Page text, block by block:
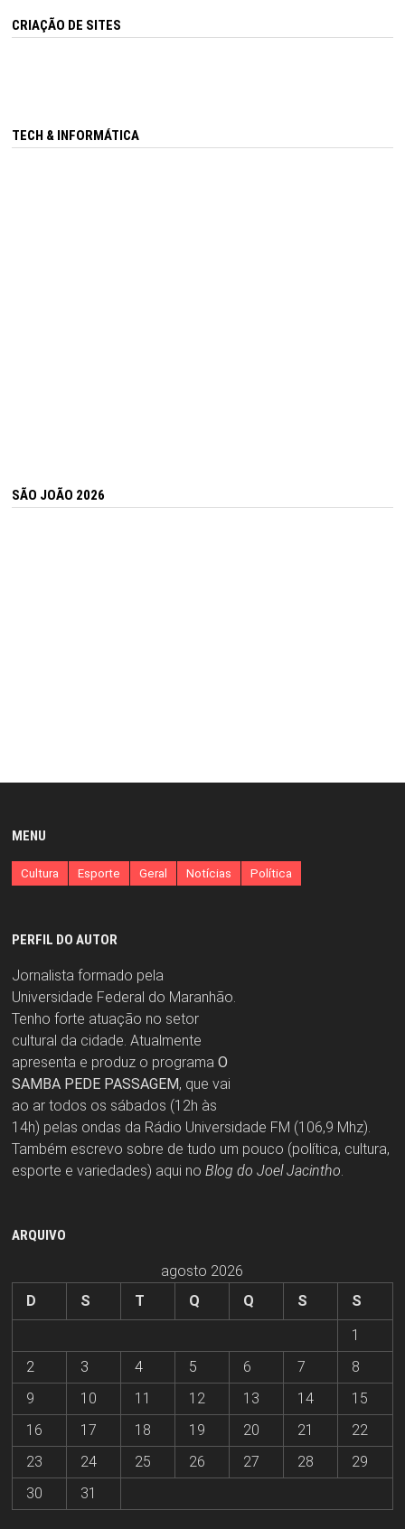
CRIAÇÃO DE SITES
TECH & INFORMÁTICA
SÃO JOÃO 2026
MENU
Cultura Esporte Geral Notícias Política
PERFIL DO AUTOR
Jornalista formado pela
Universidade Federal do Maranhão.
Tenho forte atuação no setor
cultural da cidade. Atualmente
apresenta e produz o programa O
SAMBA PEDE PASSAGEM, que vai
ao ar todos os sábados (12h às
14h) pelas ondas da Rádio Universidade FM (106,9 Mhz).
Também escrevo sobre de tudo um pouco (política, cultura,
esporte e variedades) aqui no Blog do Joel Jacintho.
ARQUIVO
agosto 2026
D
S T Q Q S
S
1
2
3 4 5 6 7
8
9
10 11 12 13 14
15
16
17 18 19 20 21
22
23
24 25 26 27 28
29
30
31